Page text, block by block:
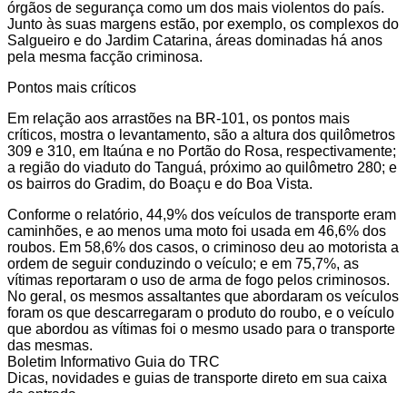
órgãos de segurança como um dos mais violentos do país.
Junto às suas margens estão, por exemplo, os complexos do
Salgueiro e do Jardim Catarina, áreas dominadas há anos
pela mesma facção criminosa.
Pontos mais críticos
Em relação aos arrastões na BR-101, os pontos mais
críticos, mostra o levantamento, são a altura dos quilômetros
309 e 310, em Itaúna e no Portão do Rosa, respectivamente;
a região do viaduto do Tanguá, próximo ao quilômetro 280; e
os bairros do Gradim, do Boaçu e do Boa Vista.
Conforme o relatório, 44,9% dos veículos de transporte eram
caminhões, e ao menos uma moto foi usada em 46,6% dos
roubos. Em 58,6% dos casos, o criminoso deu ao motorista a
ordem de seguir conduzindo o veículo; e em 75,7%, as
vítimas reportaram o uso de arma de fogo pelos criminosos.
No geral, os mesmos assaltantes que abordaram os veículos
foram os que descarregaram o produto do roubo, e o veículo
que abordou as vítimas foi o mesmo usado para o transporte
das mesmas.
Boletim Informativo Guia do TRC
Dicas, novidades e guias de transporte direto em sua caixa